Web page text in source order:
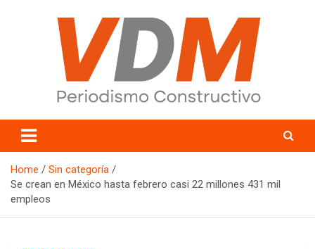
valledelmayo.com
Home
Sin categoría
Se crean en México hasta febrero casi 22 millones 431 mil
empleos